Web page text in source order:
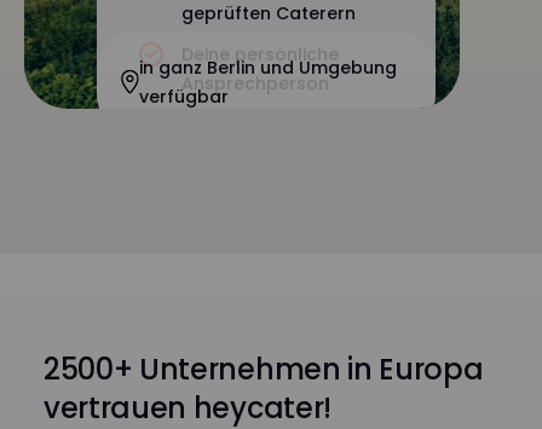
geprüften Caterern
Deine persönliche
Ansprechperson
in ganz Berlin und Umgebung
verfügbar
2500+ Unternehmen in Europa
vertrauen heycater!